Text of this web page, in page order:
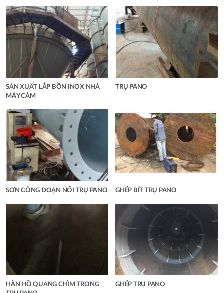
SẢN XUẤT LẮP BỒN INOX NHÀ
MÁY CÁM
TRỤ PANO
SƠN CÔNG ĐOẠN NỐI TRỤ PANO GHÉP BÍT TRỤ PANO
HÀN HỒ QUANG CHÌM TRONG
GHÉP TRỤ PANO